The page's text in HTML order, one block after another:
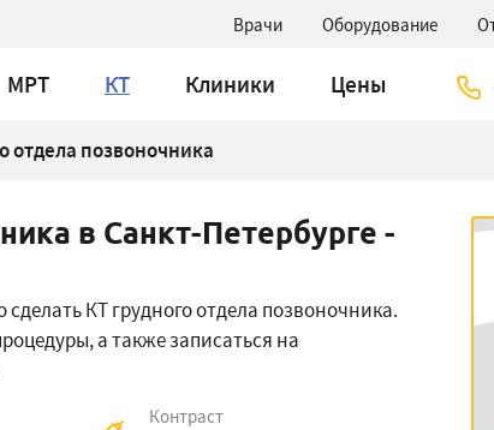
Врачи Оборудование
МРТ КТ Клиники Цены
отдела позвоночника
в Санкт-Петербурге -
КТ грудного отдела позвоночника.
а также записаться на
Контраст